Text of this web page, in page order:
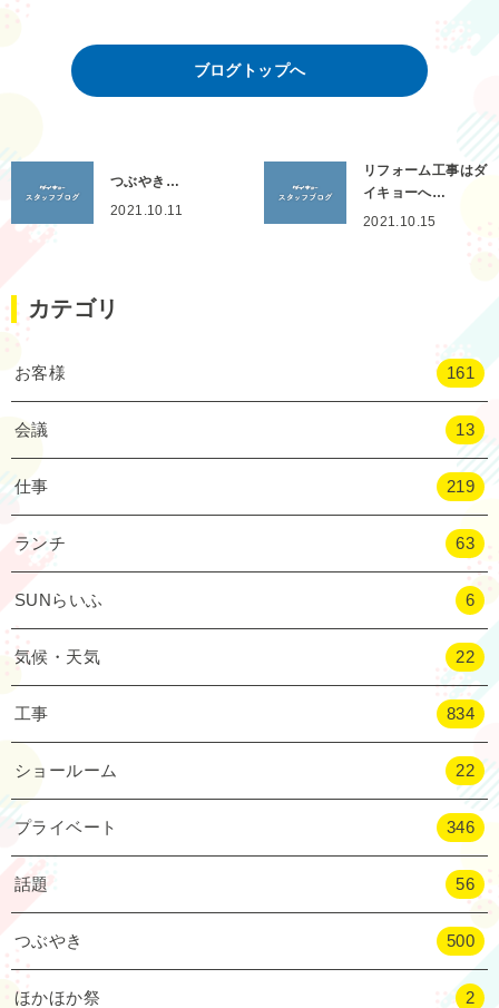
ブログトップへ
つぶやき…
2021.10.11
リフォーム工事はダ
イキョーへ…
2021.10.15
カテゴリ
お客様 161
会議 13
仕事 219
ランチ 63
SUNらいふ 6
気候・天気 22
工事 834
ショールーム 22
プライベート 346
話題 56
つぶやき 500
ほかほか祭 2